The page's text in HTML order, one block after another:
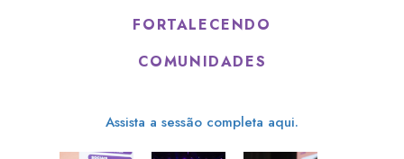
FORTALECENDO
COMUNIDADES
Assista a sessão completa aqui.